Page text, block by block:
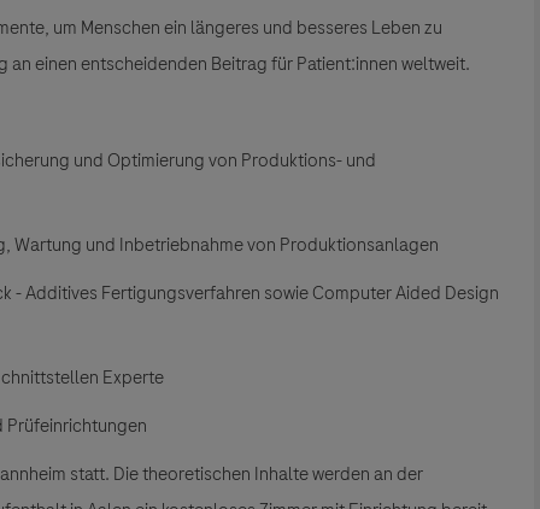
um Menschen ein längeres und besseres Leben zu
einen entscheidenden Beitrag für Patient:innen weltweit.
und Optimierung von Produktions- und
Wartung und Inbetriebnahme von Produktionsanlagen
Additives Fertigungsverfahren sowie Computer Aided Design
Experte
Prüfeinrichtungen
statt. Die theoretischen Inhalte werden an der